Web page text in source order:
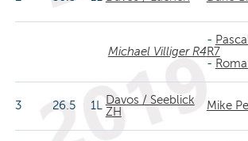
Michael Villiger R4
-
R7
-
3 26.5 1LDavos / Seeblick
ZH
Mike